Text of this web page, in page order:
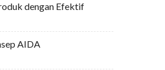
dengan Efektif
AIDA